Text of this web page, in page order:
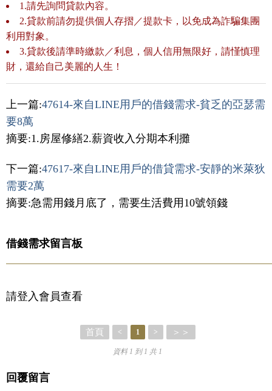
1.請先詢問貸款內容。
2.貸款前請勿提供個人存摺／提款卡，以免成為詐騙集團
利用對象。
3.貸款後請準時繳款／利息，個人信用無限好，請慬慎理
財，還給自己美麗的人生！
上一篇:47614-來自LINE用戶的借錢需求-貧乏的亞瑟需
要8萬
摘要:1.房屋修繕2.薪資收入分期本利攤
下一篇:47617-來自LINE用戶的借貸需求-安靜的米萊狄
需要2萬
摘要:急需用錢月底了，需要生活費用10號領錢
借錢需求留言板
請登入會員查看
首頁 < 1 > ＞＞
資料 1 到 1 共 1
回覆留言